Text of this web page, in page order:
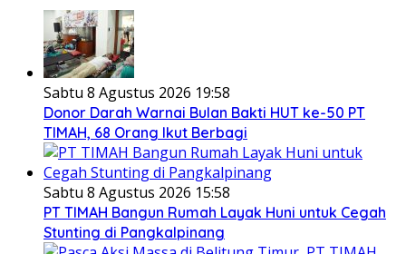
Sabtu 8 Agustus 2026 19:58
Donor Darah Warnai Bulan Bakti HUT ke-50 PT
TIMAH, 68 Orang Ikut Berbagi
Sabtu 8 Agustus 2026 15:58
PT TIMAH Bangun Rumah Layak Huni untuk Cegah
Stunting di Pangkalpinang